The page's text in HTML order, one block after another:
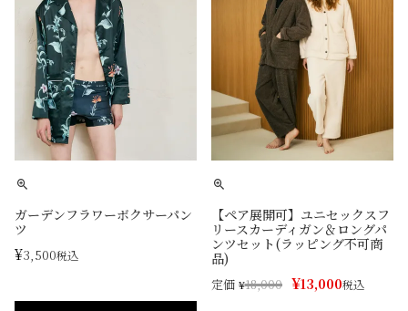
ガーデンフラワーボクサーパン
ツ
¥3,500税込
【ペア展開可】ユニセックスフ
リースカーディガン＆ロングパ
ンツセット(ラッピング不可商
品)
定価 ¥18,000 ¥13,000税込